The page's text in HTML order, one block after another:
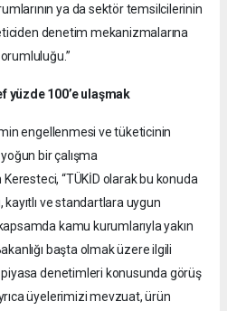
ya da sektör temsilcilerinin
denetim mekanizmalarına
yüzde 100’e ulaşmak
engellenmesi ve tüketicinin
bir çalışma
“TÜKİD olarak bu konuda
ve standartlara uygun
kamu kurumlarıyla yakın
başta olmak üzere ilgili
denetimleri konusunda görüş
üyelerimizi mevzuat, ürün